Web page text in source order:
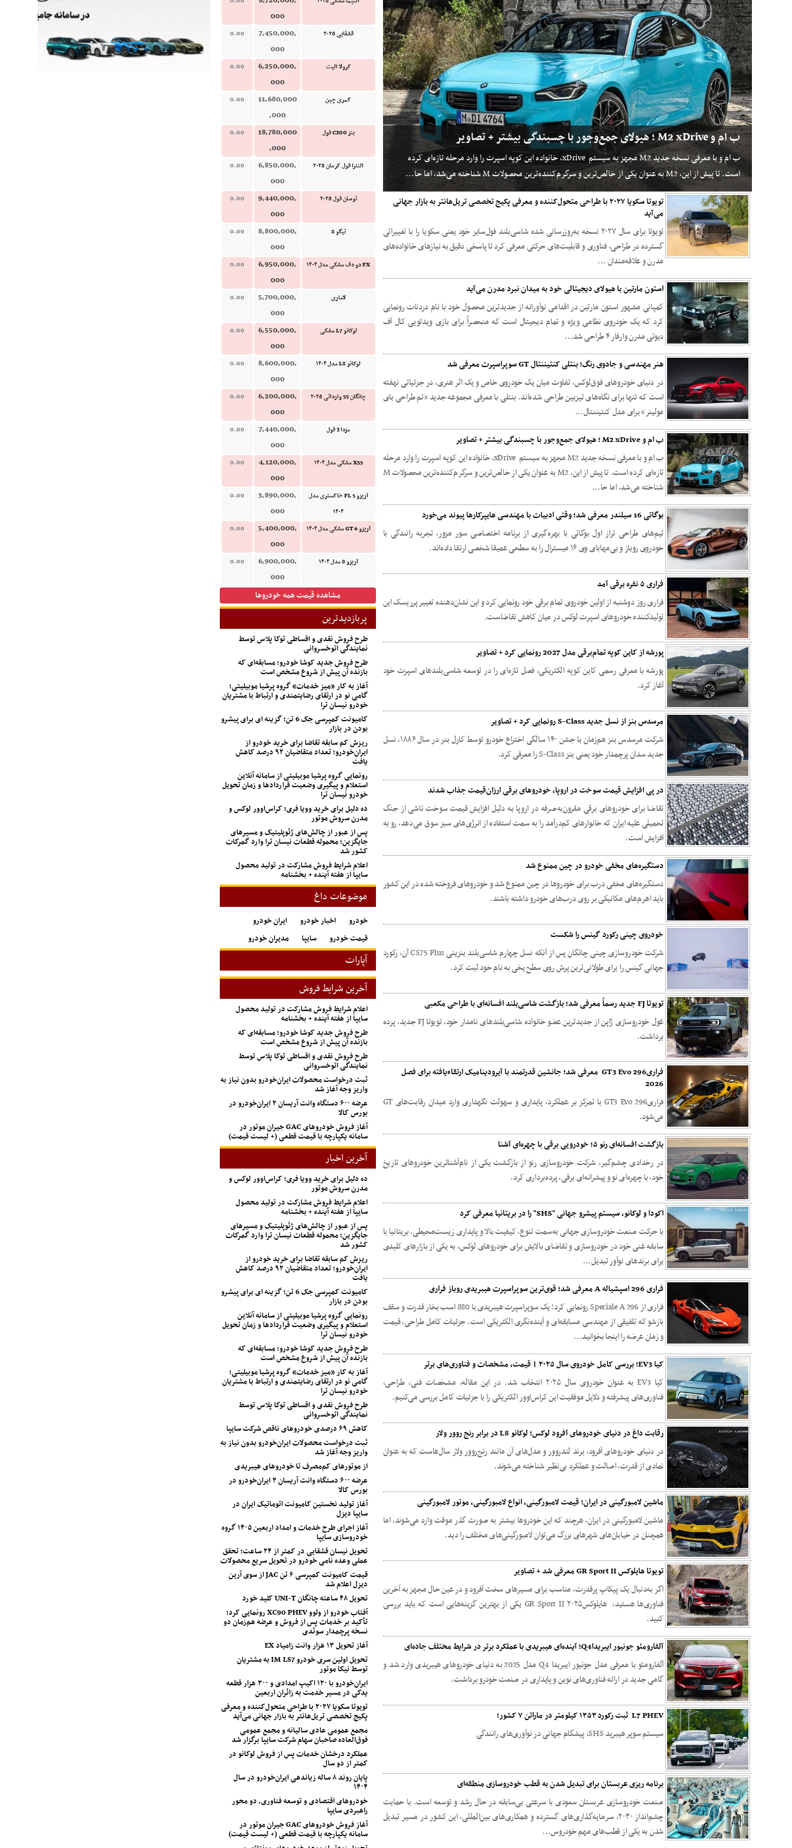
ب ام و M2 xDrive ؛ هیولای جمع‌وجور با چسبندگی بیشتر + تصاویر
ب ام و با معرفی نسخه جدید M2 مجهز به سیستم xDrive، خانواده این کوپه اسپرت را وارد مرحله تازه‌ای کرده
است. تا پیش از این، M2 به عنوان یکی از خالص‌ترین و سرگرم‌کننده‌ترین محصولات M شناخته می‌شد، اما حا...
تویوتا سکویا ۲۰۲۷ با طراحی متحول‌کننده و معرفی پکیج تخصصی تریل‌هانتر به بازار جهانی
می‌آید
تویوتا برای سال ۲۰۲۷ نسخه به‌روزرسانی شده شاسی‌بلند فول‌سایز خود یعنی سکویا را با تغییراتی
گسترده در طراحی، فناوری و قابلیت‌های حرکتی معرفی کرد تا پاسخی دقیق به نیازهای خانواده‌های
مدرن و علاقه‌مندان ...
استون مارتین با هیولای دیجیتالی خود به میدان نبرد مدرن می‌آید
کمپانی مشهور استون مارتین در اقدامی نوآورانه از جدیدترین محصول خود با نام دردنات رونمایی
کرد که یک خودروی نظامی ویژه و تمام دیجیتال است که منحصراً برای بازی ویدئویی کال آف
دیوتی مدرن وارفار ۴ طراحی شد...
هنر مهندسی و جادوی رنگ؛ بنتلی کنتیننتال GT سوپراسپرت معرفی شد
در دنیای خودروهای فوق‌لوکس، تفاوت میان یک خودروی خاص و یک اثر هنری، در جزئیاتی نهفته
است که تنها برای نگاه‌های تیزبین طراحی شده‌اند. بنتلی با معرفی مجموعه جدید «تم طراحی بای
مولینر» برای مدل کنتیننتال...
ب ام و M2 xDrive ؛ هیولای جمع‌وجور با چسبندگی بیشتر + تصاویر
ب ام و با معرفی نسخه جدید M2 مجهز به سیستم xDrive، خانواده این کوپه اسپرت را وارد مرحله
تازه‌ای کرده است. تا پیش از این، M2 به عنوان یکی از خالص‌ترین و سرگرم‌کننده‌ترین محصولات M
شناخته می‌شد، اما حا...
بوگاتی 16 سیلندر معرفی شد؛ وقتی ادبیات با مهندسی هایپرکارها پیوند می‌خورد
تیم‌های طراحی تراز اول بوگاتی با بهره‌گیری از برنامه اختصاصی سور مزور، تجربه رانندگی با
خودروی روباز و بی‌مهابای وی ۱۶ میسترال را به سطحی عمیقا شخصی ارتقا داده‌اند.
فراری ۵ نفره برقی آمد
فراری روز دوشنبه از اولین خودروی تمام برقی خود رونمایی کرد و این نشان‌دهنده‌ تغییر پرریسک این
تولیدکننده خودروهای اسپرت لوکس در میان کاهش تقاضاست.
پورشه از کاین کوپه تمام‌برقی مدل 2027 رونمایی کرد + تصاویر
پورشه با معرفی رسمی کاین کوپه الکتریکی، فصل تازه‌ای را در توسعه شاسی‌بلندهای اسپرت خود
آغاز کرد.
مرسدس ‌بنز از نسل جدید S-Class رونمایی کرد + تصاویر
شرکت مرسدس بنز هم‌زمان با جشن ۱۴۰ سالگی اختراع خودرو توسط کارل بنز در سال ۱۸۸۶، نسل
جدید سدان پرچمدار خود یعنی بنز S-Class را معرفی کرد.
در پی افزایش قیمت سوخت در اروپا، خودروهای برقی ارزان‌قیمت جذاب شدند
تقاضا برای خودروهای برقی مقرون‌به‌صرفه در اروپا به دلیل افزایش قیمت سوخت ناشی از جنگ
تحمیلی علیه ایران که خانوارهای کم‌درآمد را به سمت استفاده از انرژی‌های سبز سوق می‌دهد، رو به
افزایش است.
دستگیره‌های مخفی خودرو در چین ممنوع شد
دستگیره‌های مخفی درب برای خودروها در چین ممنوع شد و خودروهای فروخته شده در این کشور
باید اهرم‌های مکانیکی بر روی درب‌های خودرو داشته باشند.
خودروی چینی رکورد گینس را شکست
شرکت خودروسازی چینی چانگان پس از آنکه نسل چهارم شاسی‌بلند بنزینی CS75 Plus آن، رکورد
جهانی گینس را برای طولانی‌ترین پرش روی سطح یخی به نام خود ثبت کرد.
تویوتا FJ جدید رسماً معرفی شد؛ بازگشت شاسی‌بلند افسانه‌ای با طراحی مکعبی
غول خودروسازی ژاپن از جدیدترین عضو خانواده شاسی‌بلندهای نامدار خود، تویوتا FJ جدید، پرده
برداشت.
فراری296 GT3 Evo معرفی شد؛ جانشین قدرتمند با آیرودینامیک ارتقاءیافته برای فصل
2026
فراری296 GT3 Evo با تمرکز بر عملکرد، پایداری و سهولت نگهداری وارد میدان رقابت‌های GT
می‌شود.
بازگشت افسانه‌ای رنو ۵؛ خودرویی برقی با چهره‌ای آشنا
در رخدادی چشم‌گیر، شرکت خودروسازی رنو از بازگشت یکی از نام‌آشناترین خودروهای تاریخ
خود، با چهره‌ای نو و پیشرانه‌ای برقی، پرده‌برداری کرد.
اکودا و لوکانو، سیستم پیشرو جهانی "SHS" را در بریتانیا معرفی کرد
با حرکت صنعت خودروسازی جهانی به‌سمت تنوع، کیفیت بالا و پایداری زیست‌محیطی، بریتانیا با
سابقه‌ غنی خود در خودروسازی و تقاضای بالایش برای خودروهای لوکس، به یکی از بازارهای کلیدی
برای برندهای نوآور تبدیل...
فراری 296 اسپشیاله A معرفی شد؛ قوی‌ترین سوپراسپرت هیبریدی روباز فراری
فراری از 296 Speciale A رونمایی کرد؛ یک سوپراسپرت هیبریدی با 880 اسب بخار قدرت و سقف
بازشو که تلفیقی از مهندسی مسابقه‌ای و آینده‌نگری الکتریکی است. جزئیات کامل طراحی، قیمت
و زمان عرضه را اینجا بخوانید...
کیا EV3؛ بررسی کامل خودروی سال ۲۰۲۵ | قیمت، مشخصات و فناوری‌های برتر
کیا EV3 به عنوان خودروی سال ۲۰۲۵ انتخاب شد. در این مقاله، مشخصات فنی، طراحی،
فناوری‌های پیشرفته و دلایل موفقیت این کراس‌اوور الکتریکی را با جزئیات کامل بررسی می‌کنیم.
رقابت داغ در دنیای خودروهای آفرود لوکس؛ لوکانو L8 در برابر رنج ‌روور ولار
در دنیای خودروهای آفرود، برند لندروور و مدل‌های آن مانند رنج‌روور ولار سال‌هاست که به عنوان
نمادی از قدرت، اصالت و عملکرد بی‌نظیر شناخته می‌شوند.
ماشین لامبورگینی در ایران؛ قیمت لامبورگینی، انواع لامبورگینی، موتور لامبورگینی
ماشین لامبورگینی در ایران، هرچند که این خودروها بیشتر به صورت گذر موقت وارد می‌شوند، اما
همچنان در خیابان‌های شهرهای بزرگ می‌توان لامبورگینی‌های مختلف را دید.
تویوتا هایلوکس GR Sport II معرفی شد + تصاویر
اگر به‌دنبال یک پیکاپ پرقدرت، مناسب برای مسیرهای سخت آفرود و در عین حال مجهز به آخرین
فناوری‌ها هستید، هایلوکسGR Sport II ۲۰۲۵ یکی از بهترین گزینه‌هایی است که باید بررسی
کنید.
آلفارومئو جونیور ایبریداQ4؛ آینده‌ای هیبریدی با عملکرد برتر در شرایط مختلف جاده‌ای
آلفارومئو با معرفی مدل جونیور ایبریدا Q4 مدل 2025 به دنیای خودروهای هیبریدی وارد شد و
گامی جدید در ارائه فناوری‌های نوین و پایداری در صنعت خودرو برداشت.
L7 PHEV ثبت رکورد ۱۳۵۳ کیلومتر در ماراتن ۷ کشور؛
سیستم سوپر هیبرید SHS، پیشگام جهانی در نوآوری‌های رانندگی
برنامه ریزی عربستان برای تبدیل شدن به قطب خودروسازی منطقه‌ای
صنعت خودروسازی عربستان سعودی با سرعتی بی‌سابقه در حال رشد و توسعه است. با حمایت
چشم‌انداز ۲۰۳۰، سرمایه‌گذاری‌های گسترده و همکاری‌های بین‌المللی، این کشور در مسیر تبدیل
شدن به یکی از قطب‌های مهم خودروس...
000
قشقایی ۲۰۲۵
7,450,000,
000
0.00
کرولا الیت
6,250,000,
000
0.00
کمری چین
11,680,000
,000
0.00
بنز C200 فول
18,780,000
,000
0.00
النترا فول کرمان ۲۰۲۵
6,850,000,
000
0.00
توسان فول ۲۰۲۵
9,440,000,
000
0.00
تیگو 8
8,800,000,
000
0.00
FX دو دف مشکی مدل ۱۴۰۴
6,950,000,
000
0.00
لاماری
5,700,000,
000
0.00
لوکانو L7 مشکی
6,550,000,
000
0.00
لوکانو L8 مدل ۱۴۰۴
8,600,000,
000
0.00
چانگان 55 وارداتی ۲۰۲۵
6,200,000,
000
0.00
مزدا 3 فول
7,440,000,
000
0.00
X55 مشکی مدل ۱۴۰۴
4,120,000,
000
0.00
آریزو 5 FL خاکستری مدل
۱۴۰۴
3,890,000,
000
0.00
آریزو 6 GT مشکی مدل ۱۴۰۴
5,400,000,
000
0.00
آریزو 8 مدل ۱۴۰۴
6,900,000,
000
0.00
مشاهده قیمت همه خودروها
پربازدیدترین
طرح فروش نقدی و اقساطی توکا پلاس توسط
نمایندگی اتوخسروانی
طرح فروش جدید کوشا خودرو؛ مسابقه‌ای که
بازنده آن پیش از شروع مشخص است
آغاز به کار «میز خدمات» گروه پرشیا موبیلیتی؛
گامی نو در ارتقای رضایتمندی و ارتباط با مشتریان
خودرو نیسان ترا
کامیونت کمپرسی جک 6 تن؛ گزینه ای برای پیشرو
بودن در بازار
ریزش کم‌ سابقه تقاضا برای خرید خودرو از
ایران‌خودرو؛ تعداد متقاضیان ۹۲ درصد کاهش
یافت
رونمایی گروه پرشیا موبیلیتی از سامانه آنلاین
استعلام و پیگیری وضعیت قراردادها و زمان تحویل
خودرو نیسان ترا
ده دلیل برای خرید وویا فری؛ کراس‌اوور لوکس و
مدرن سروش موتور
پس از عبور از چالش‌های ژئوپلیتیک و مسیرهای
جایگزین؛ محموله قطعات نیسان ترا وارد گمرکات
کشور شد
اعلام شرایط فروش مشارکت در تولید محصول
سایپا از هفته آینده + بخشنامه
موضوعات داغ
خودرو اخبار خودرو
ایران خودرو
قیمت خودرو
سایپا مدیران خودرو
آپارات
آخرین شرایط فروش
اعلام شرایط فروش مشارکت در تولید محصول
سایپا از هفته آینده + بخشنامه
طرح فروش جدید کوشا خودرو؛ مسابقه‌ای که
بازنده آن پیش از شروع مشخص است
طرح فروش نقدی و اقساطی توکا پلاس توسط
نمایندگی اتوخسروانی
ثبت درخواست محصولات ایران‌خودرو بدون نیاز به
واریز وجه آغاز شد
عرضه ۶۰۰ دستگاه وانت آریسان ۲ ایران‌خودرو در
بورس کالا
آغاز فروش خودروهای GAC جیران موتور در
سامانه یکپارچه با قیمت قطعی (+ لیست قیمت)
آخرین اخبار
ده دلیل برای خرید وویا فری؛ کراس‌اوور لوکس و
مدرن سروش موتور
اعلام شرایط فروش مشارکت در تولید محصول
سایپا از هفته آینده + بخشنامه
پس از عبور از چالش‌های ژئوپلیتیک و مسیرهای
جایگزین؛ محموله قطعات نیسان ترا وارد گمرکات
کشور شد
ریزش کم‌ سابقه تقاضا برای خرید خودرو از
ایران‌خودرو؛ تعداد متقاضیان ۹۲ درصد کاهش
یافت
کامیونت کمپرسی جک 6 تن؛ گزینه ای برای پیشرو
بودن در بازار
رونمایی گروه پرشیا موبیلیتی از سامانه آنلاین
استعلام و پیگیری وضعیت قراردادها و زمان تحویل
خودرو نیسان ترا
طرح فروش جدید کوشا خودرو؛ مسابقه‌ای که
بازنده آن پیش از شروع مشخص است
آغاز به کار «میز خدمات» گروه پرشیا موبیلیتی؛
گامی نو در ارتقای رضایتمندی و ارتباط با مشتریان
خودرو نیسان ترا
طرح فروش نقدی و اقساطی توکا پلاس توسط
نمایندگی اتوخسروانی
کاهش ۶۹ درصدی خودروهای ناقص شرکت سایپا
ثبت درخواست محصولات ایران‌خودرو بدون نیاز به
واریز وجه آغاز شد
از موتورهای کم‌مصرف تا خودروهای هیبریدی
عرضه ۶۰۰ دستگاه وانت آریسان ۲ ایران‌خودرو در
بورس کالا
آغاز تولید نخستین کامیونت اتوماتیک ایران در
سایپا دیزل
آغاز اجرای طرح خدمات و امداد اربعین ۱۴۰۵ گروه
خودروسازی سایپا
تحویل نیسان قشقایی در کمتر از ۲۴ ساعت؛ تحقق
عملی وعده نامی خودرو در تحویل سریع محصولات
قیمت کامیونت کمپرسی ۶ تن JAC از سوی آرین
دیزل اعلام شد
تحویل ۴۸ ساعته چانگان UNI-T کلید خورد
آفتاب خودرو از ولوو XC90 PHEV رونمایی کرد؛
تأکید بر خدمات پس از فروش و عرضه هم‌زمان دو
نسخه پرچمدار سوئدی
آغاز تحویل ۱۳ هزار وانت زامیاد EX
تحویل اولین سری خودرو IM LS7 به مشتریان
توسط نیکا موتور
ایران‌خودرو با ۱۲۰ اکیپ امدادی و ۳۰۰ هزار قطعه
یدکی در مسیر خدمت به زائران اربعین
تویوتا سکویا ۲۰۲۷ با طراحی متحول‌کننده و معرفی
پکیج تخصصی تریل‌هانتر به بازار جهانی می‌آید
مجمع عمومی عادی سالیانه و مجمع عمومی
فوق‌العاده صاحبان سهام شرکت سایپا برگزار شد
عملکرد درخشان خدمات پس از فروش لوکانو در
کمتر از دو سال
پایان روند ۸ ساله زیاندهی ایران‌خودرو در سال
۱۴۰۴
خودروهای اقتصادی و توسعه فناوری، دو محور
راهبردی سایپا
آغاز فروش خودروهای GAC جیران موتور در
سامانه یکپارچه با قیمت قطعی (+ لیست قیمت)